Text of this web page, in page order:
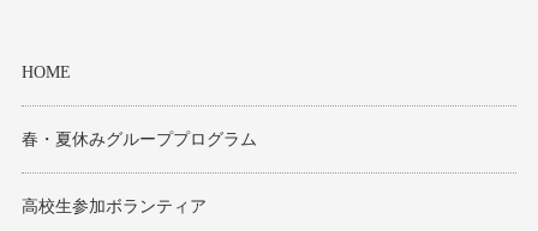
HOME
春・夏休みグループプログラム
高校生参加ボランティア